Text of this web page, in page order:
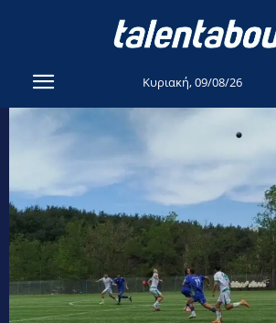
Κυριακή, 09/08/26